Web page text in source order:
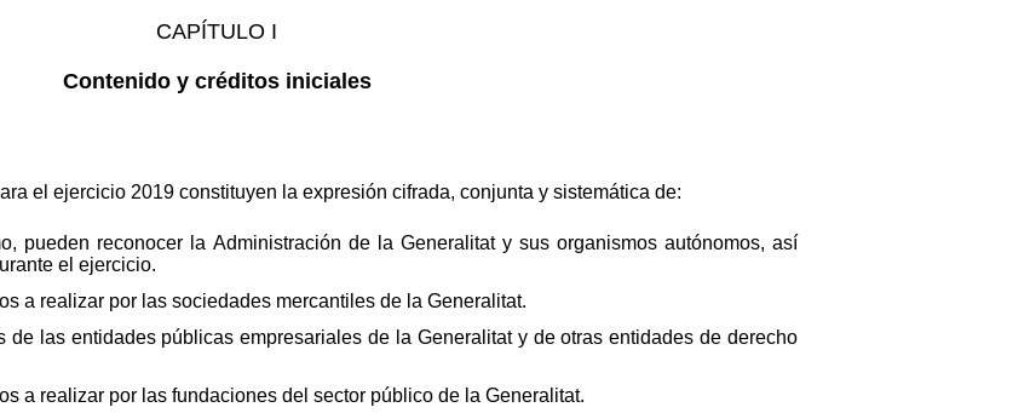
CAPÍTULO I
Contenido y créditos iniciales
el ejercicio 2019 constituyen la expresión cifrada, conjunta y sistemática de:
pueden reconocer la Administración de la Generalitat y sus organismos autónomos, así
el ejercicio.
a realizar por las sociedades mercantiles de la Generalitat.
las entidades públicas empresariales de la Generalitat y de otras entidades de derecho
a realizar por las fundaciones del sector público de la Generalitat.